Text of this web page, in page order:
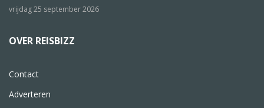
vrijdag 25 september 2026
OVER REISBIZZ
Contact
Adverteren